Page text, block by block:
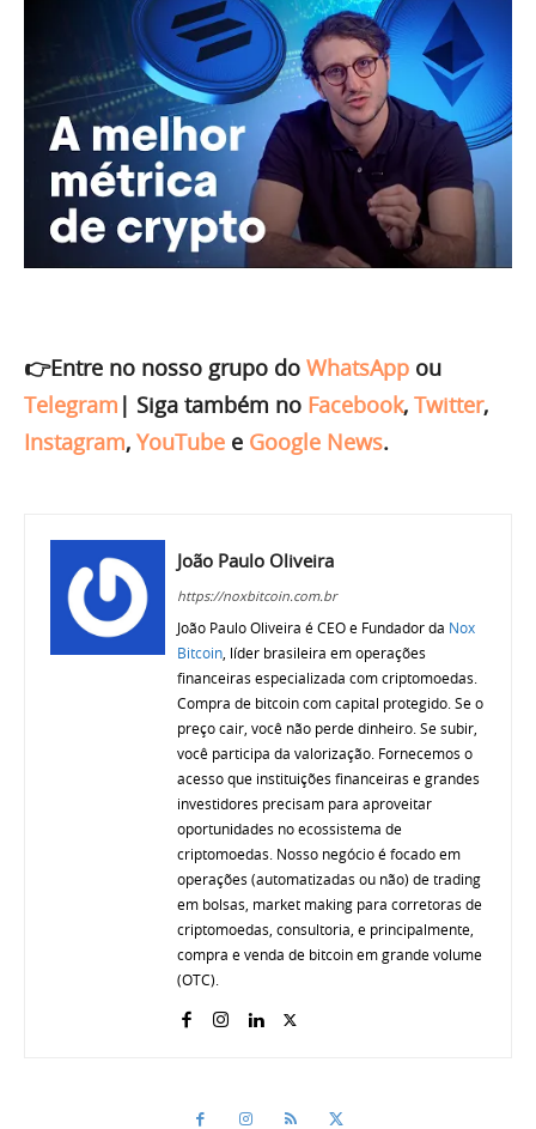
👉Entre no nosso grupo do WhatsApp ou
Telegram | Siga também no Facebook, Twitter,
Instagram, YouTube e Google News.
João Paulo Oliveira
https://noxbitcoin.com.br
João Paulo Oliveira é CEO e Fundador da Nox
Bitcoin , líder brasileira em operações
financeiras especializada com criptomoedas.
Compra de bitcoin com capital protegido. Se o
preço cair, você não perde dinheiro. Se subir,
você participa da valorização. Fornecemos o
acesso que instituições financeiras e grandes
investidores precisam para aproveitar
oportunidades no ecossistema de
criptomoedas. Nosso negócio é focado em
operações (automatizadas ou não) de trading
em bolsas, market making para corretoras de
criptomoedas, consultoria, e principalmente,
compra e venda de bitcoin em grande volume
(OTC).